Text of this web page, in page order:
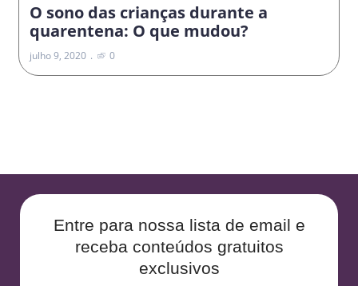
O sono das crianças durante a
quarentena: O que mudou?
julho 9, 2020 0
Entre para nossa lista de email e
receba conteúdos gratuitos
exclusivos